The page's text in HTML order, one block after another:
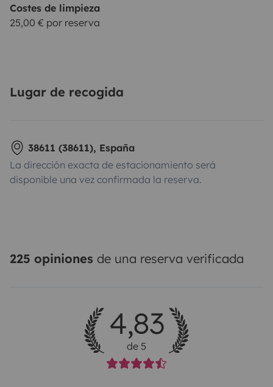
Costes de limpieza
25,00 € por reserva
Lugar de recogida
38611 (38611), España
La dirección exacta de estacionamiento será
disponible una vez confirmada la reserva.
225 opiniones de una reserva verificada
4,83
de 5